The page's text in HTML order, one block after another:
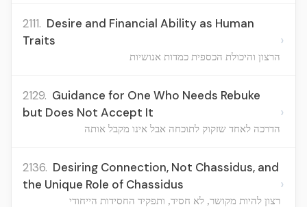
2111. Desire and Financial Ability as Human
Traits
הרצון והיכולת הכספית כמדות אנושיות
›
2129. Guidance for One Who Needs Rebuke
but Does Not Accept It
הדרכה לאחד שזקוק לתוכחה אבל אינו מקבל אותה
›
2136. Desiring Connection, Not Chassidus, and
the Unique Role of Chassidus
רצון להיות מקושר, לא חסיד, ותפקיד החסידות הייחודי
›